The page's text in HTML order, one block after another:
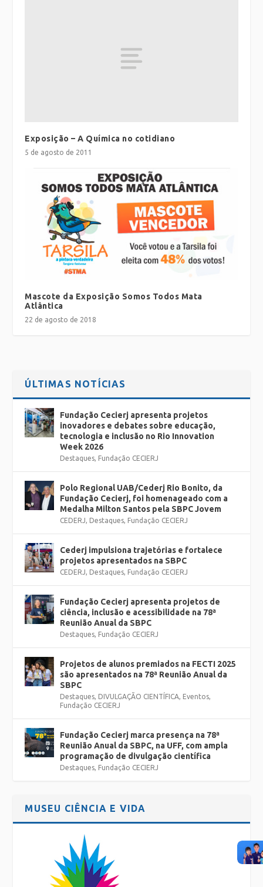
Exposição – A Química no cotidiano
5 de agosto de 2011
Mascote da Exposição Somos Todos Mata
Atlântica
22 de agosto de 2018
ÚLTIMAS NOTÍCIAS
Fundação Cecierj apresenta projetos
inovadores e debates sobre educação,
tecnologia e inclusão no Rio Innovation
Week 2026
Destaques, Fundação CECIERJ
Polo Regional UAB/Cederj Rio Bonito, da
Fundação Cecierj, foi homenageado com a
Medalha Milton Santos pela SBPC Jovem
CEDERJ, Destaques, Fundação CECIERJ
Cederj impulsiona trajetórias e fortalece
projetos apresentados na SBPC
CEDERJ, Destaques, Fundação CECIERJ
Fundação Cecierj apresenta projetos de
ciência, inclusão e acessibilidade na 78ª
Reunião Anual da SBPC
Destaques, Fundação CECIERJ
Projetos de alunos premiados na FECTI 2025
são apresentados na 78ª Reunião Anual da
SBPC
Destaques, DIVULGAÇÃO CIENTÍFICA, Eventos,
Fundação CECIERJ
Fundação Cecierj marca presença na 78ª
Reunião Anual da SBPC, na UFF, com ampla
programação de divulgação científica
Destaques, Fundação CECIERJ
MUSEU CIÊNCIA E VIDA